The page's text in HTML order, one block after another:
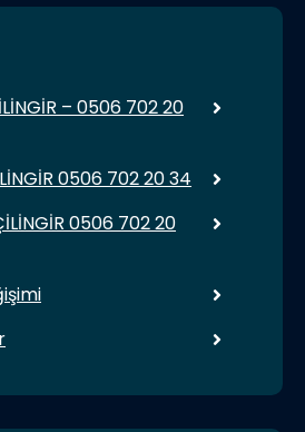
– 0506 702 20
0506 702 20 34
0506 702 20